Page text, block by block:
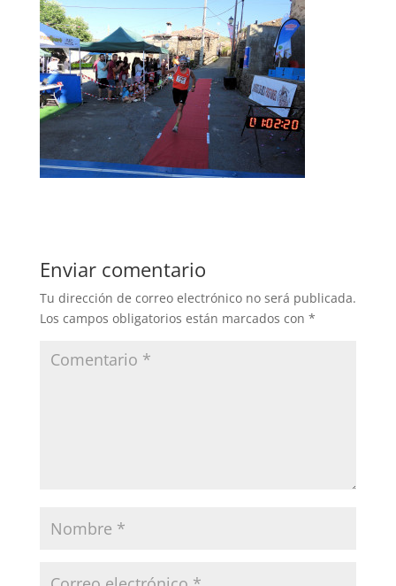
Enviar comentario
Tu dirección de correo electrónico no será publicada.
Los campos obligatorios están marcados con *